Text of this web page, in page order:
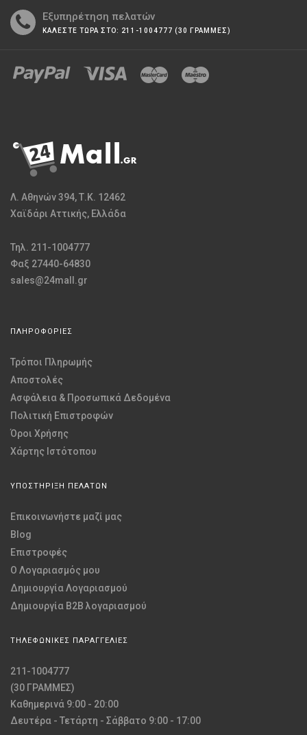
Εξυπηρέτηση πελατών
ΚΑΛΕΣΤΕ ΤΩΡΑ ΣΤΟ: 211-1004777 (30 ΓΡΑΜΜΕΣ)
Λ. Αθηνών 394, Τ.Κ. 12462
Χαϊδάρι Αττικής, Ελλάδα
Τηλ. 211-1004777
Φαξ 27440-64830
sales@24mall.gr
ΠΛΗΡΟΦΟΡΙΕΣ
Τρόποι Πληρωμής
Αποστολές
Ασφάλεια & Προσωπικά Δεδομένα
Πολιτική Επιστροφών
Όροι Χρήσης
Χάρτης Ιστότοπου
ΥΠΟΣΤΗΡΙΞΗ ΠΕΛΑΤΩΝ
Επικοινωνήστε μαζί μας
Blog
Επιστροφές
O Λογαριασμός μου
Δημιουργία Λογαριασμού
Δημιουργία B2B λογαριασμού
ΤΗΛΕΦΩΝΙΚΕΣ ΠΑΡΑΓΓΕΛΙΕΣ
211-1004777
(30 ΓΡΑΜΜΕΣ)
Καθημερινά 9:00 - 20:00
Δευτέρα - Τετάρτη - Σάββατο 9:00 - 17:00